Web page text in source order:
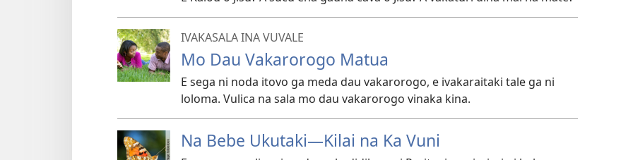
IVAKASALA INA VUVALE
Mo Dau Vakarorogo Matua
E sega ni noda itovo ga meda dau vakarorogo, e ivakaraitaki tale ga ni
loloma. Vulica na sala mo dau vakarorogo vinaka kina.
Na Bebe Ukutaki​​—Kilai na Ka Vuni